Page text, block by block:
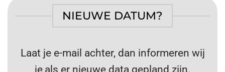
NIEUWE DATUM?
Laat je e-mail achter, dan informeren wij
je als er nieuwe data gepland zijn.